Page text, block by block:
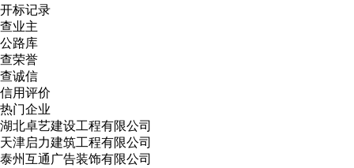
开标记录
查业主
公路库
查荣誉
查诚信
信用评价
热门企业
湖北卓艺建设工程有限公司
天津启力建筑工程有限公司
泰州互通广告装饰有限公司